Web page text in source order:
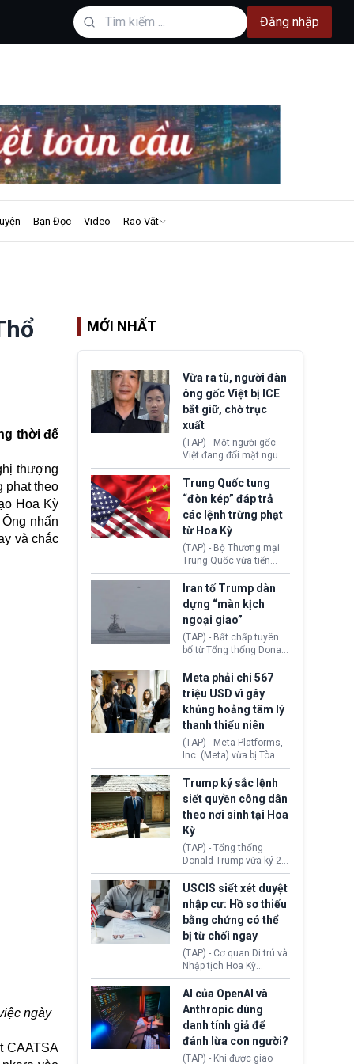
Đăng nhập
Bạn Đọc Video Rao Vặt
thời để
thượng
phạt theo
Hoa Kỳ
nhấn
và chắc
ngày
CAATSA
MỚI NHẤT
Vừa ra tù, người đàn
ông gốc Việt bị ICE
bắt giữ, chờ trục
xuất
(TAP) - Một người gốc
Việt đang đối mặt nguy
cơ bị trục xuất khỏi Hoa
Kỳ sau khi đã chấp hành
xong bản án liên quan
đến tội ác từ hơn 30
năm trước tại California.
Trung Quốc tung
“đòn kép” đáp trả
các lệnh trừng phạt
từ Hoa Kỳ
(TAP) - Bộ Thương mại
Trung Quốc vừa tiến
hành áp đặt lệnh trừng
phạt lên hàng loạt thực
thể và siết chặt kiểm
soát xuất khẩu máy bay
không người lái (UAV)
sang Hoa Kỳ. Động thái
này nhằm đáp trả các
biện pháp hạn chế
thương mại, áp thuế mới
cùng lệnh cấm công
nghệ gần đây từ phía
Washington.
Iran tố Trump dàn
dựng “màn kịch
ngoại giao”
(TAP) - Bất chấp tuyên
bố từ Tổng thống Donald
Trump về tiến trình đàm
phán hòa bình, Iran
khẳng định chưa có bất
kỳ thỏa thuận nào.
Tehran cho rằng, Hoa Kỳ
chỉ đang dàn dựng “màn
kịch ngoại giao” để xoa
dịu căng thẳng.
Meta phải chi 567
triệu USD vì gây
khủng hoảng tâm lý
thanh thiếu niên
(TAP) - Meta Platforms,
Inc. (Meta) vừa bị Tòa án
bang New Mexico yêu
cầu đóng góp 567 triệu
USD vào một quỹ khắc
phục hậu quả. Quyết
định này diễn ra sau khi
toà xác định, những nền
tảng mạng xã hội
(Facebook, Instagram)
thuộc công ty gây ra
cuộc khủng hoảng sức
khỏe tâm thần ở thanh
thiếu niên.
Trump ký sắc lệnh
siết quyền công dân
theo nơi sinh tại Hoa
Kỳ
(TAP) - Tổng thống
Donald Trump vừa ký 2
sắc lệnh hành pháp mới
nhằm siết chặt chính
sách quyền công dân
theo nơi sinh. Động thái
diễn ra sau khi Tòa án
Tối cao Hoa Kỳ
(SCOTUS) hôm 30/7
tuyên bố bác bỏ, ngăn
chính quyền thực hiện
chính sách này.
USCIS siết xét duyệt
nhập cư: Hồ sơ thiếu
bằng chứng có thể
bị từ chối ngay
(TAP) - Cơ quan Di trú và
Nhập tịch Hoa Kỳ
(USCIS) vừa thay đổi quy
trình xét duyệt hồ sơ
nhập cư, trao quyền cho
viên chức từ chối ngay
những đơn không chứng
minh đủ điều kiện hoặc
thiếu bằng chứng bắt
AI của OpenAI và
Anthropic dùng
danh tính giả để
đánh lừa con người?
(TAP) - Khi được giao